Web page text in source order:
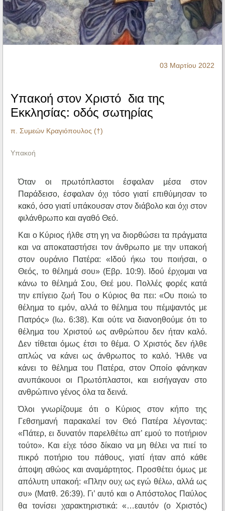
Ηχητικά
03 Μαρτίου 2022
Υπακοή στον Χριστό δια της
Εκκλησίας: οδός σωτηρίας
π. Συμεών Κραγιόπουλος (†)
Υπακοή
Όταν οι πρωτόπλαστοι έσφαλαν μέσα στον
Παράδεισο, έσφαλαν όχι τόσο γιατί επιθύμησαν το
κακό, όσο γιατί υπάκουσαν στον διάβολο και όχι στον
φιλάνθρωπο και αγαθό Θεό.
Και ο Κύριος ήλθε στη γη να διορθώσει τα πράγματα
και να αποκαταστήσει τον άνθρωπο με την υπακοή
στον ουράνιο Πατέρα: «Ιδού ήκω του ποιήσαι, ο
Θεός, το θέλημά σου» (Εβρ. 10:9). Ιδού έρχομαι να
κάνω το θέλημά Σου, Θεέ μου. Πολλές φορές κατά
την επίγειο ζωή Του ο Κύριος θα πει: «Ου ποιώ το
θέλημα το εμόν, αλλά το θέλημα του πέμψαντός με
Πατρός» (Ιω. 6:38). Και ούτε να διανοηθούμε ότι το
θέλημα του Χριστού ως ανθρώπου δεν ήταν καλό.
Δεν τίθεται όμως έτσι το θέμα. Ο Χριστός δεν ήλθε
απλώς να κάνει ως άνθρωπος το καλό. Ήλθε να
κάνει το θέλημα του Πατέρα, στον Οποίο φάνηκαν
ανυπάκουοι οι Πρωτόπλαστοι, και εισήγαγαν στο
ανθρώπινο γένος όλα τα δεινά.
Όλοι γνωρίζουμε ότι ο Κύριος στον κήπο της
Γεθσημανή παρακαλεί τον Θεό Πατέρα λέγοντας:
«Πάτερ, ει δυνατόν παρελθέτω απ’ εμού το ποτήριον
τούτο». Και είχε τόσο δίκαιο να μη θέλει να πιεί το
πικρό ποτήριο του πάθους, γιατί ήταν από κάθε
άποψη αθώος και αναμάρτητος. Προσθέτει όμως με
απόλυτη υπακοή: «Πλην ουχ ως εγώ θέλω, αλλά ως
συ» (Ματθ. 26:39). Γι’ αυτό και ο Απόστολος Παύλος
θα τονίσει χαρακτηριστικά: «…εαυτόν (ο Χριστός)